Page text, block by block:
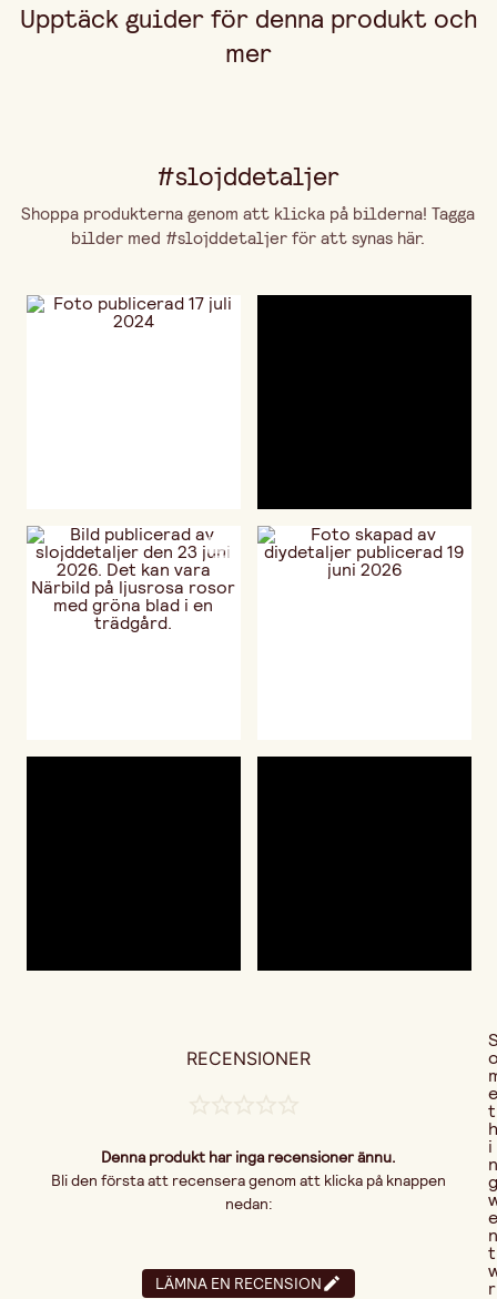
Upptäck guider för denna produkt och
mer
#slojddetaljer
Shoppa produkterna genom att klicka på bilderna! Tagga
bilder med #slojddetaljer för att synas här.
RECENSIONER
Denna produkt har inga recensioner ännu.
Bli den första att recensera genom att klicka på knappen
nedan:
LÄMNA EN RECENSION
e
t
h
i
n
g
e
n
t
r